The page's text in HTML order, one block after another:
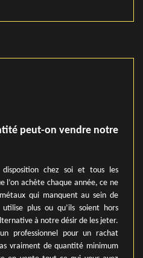
peut-on vendre notre
chez soi et tous les
l’on achète chaque année, ce ne
qui manquent au sein de
plus ou qu’ils soient hors
à notre désir de les jeter.
professionnel pour un rachat
vraiment de quantité minimum